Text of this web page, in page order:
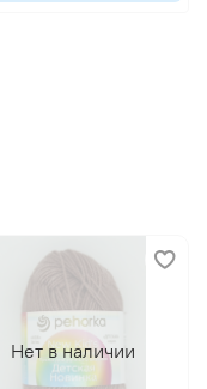
Нет в наличии